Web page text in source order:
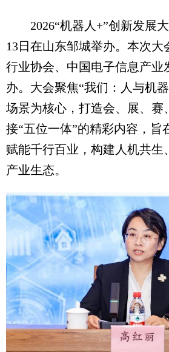
2026“机器人+”创新发展大
13日在山东邹城举办。本次大
行业协会、中国电子信息产业
办。大会聚焦“我们：人与机
场景为核心，打造会、展、赛
接“五位一体”的精彩内容，旨
赋能千行百业，构建人机共生
产业生态。